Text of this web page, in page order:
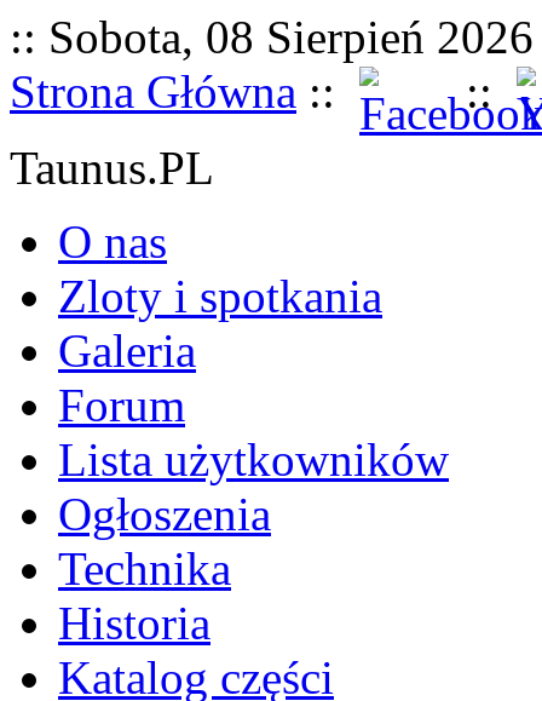
:: Sobota, 08 Sierpień
Strona Główna ::
::
Taunus.PL
O nas
Zloty i spotkania
Galeria
Forum
Lista użytkowników
Ogłoszenia
Technika
Historia
Katalog części